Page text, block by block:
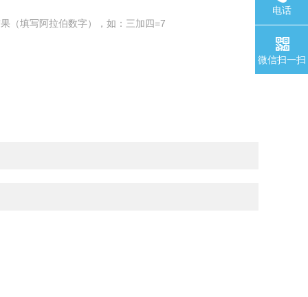
（填写阿拉伯数字），如：三加四=7
电话
微信扫一扫